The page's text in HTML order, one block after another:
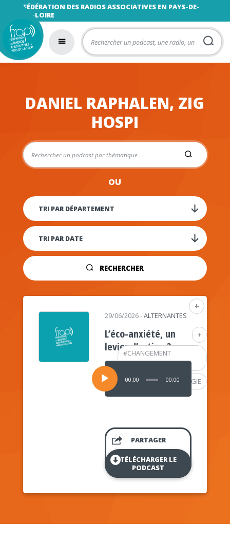
FÉDÉRATION DES RADIOS ASSOCIATIVES EN PAYS-DE-
LA-LOIRE
DANIEL RAPHALEN, ZIG
HOSPI
OU
RECHERCHER
+
+
#CHANGEMENT
CLIMATIQUE
#PSYCHOLOGIE
29/06/2026-ALTERNANTES
L’éco-anxiété, un
levier d’action ?
Lecteur
audio
00:00 00:00
PARTAGER
TÉLÉCHARGER LE
PODCAST